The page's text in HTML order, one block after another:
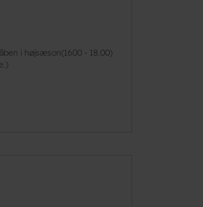
i højsæson(1600 - 18.00)
)